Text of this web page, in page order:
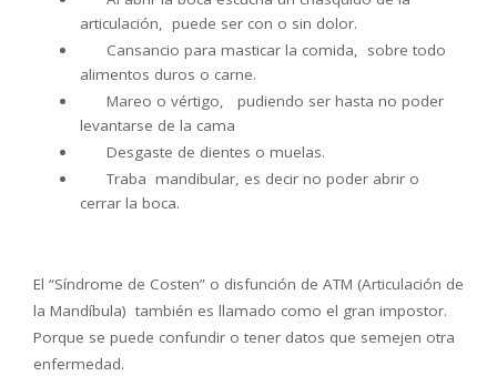
articulación, puede ser con o sin dolor.
Cansancio para masticar la comida, sobre todo
alimentos duros o carne.
Mareo o vértigo, pudiendo ser hasta no poder
levantarse de la cama
Desgaste de dientes o muelas.
Traba mandibular, es decir no poder abrir o
cerrar la boca.
El “Síndrome de Costen” o disfunción de ATM (Articulación de
la Mandíbula) también es llamado como el gran impostor.
Porque se puede confundir o tener datos que semejen otra
enfermedad.